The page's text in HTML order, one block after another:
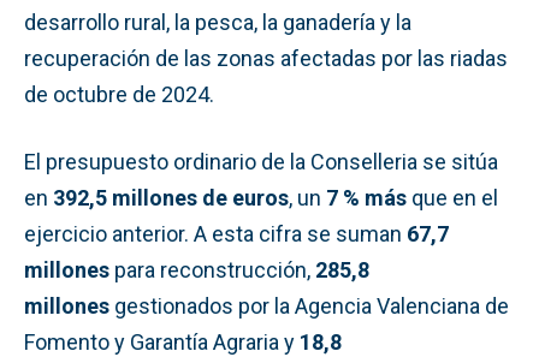
desarrollo rural, la pesca, la ganadería y la
recuperación de las zonas afectadas por las riadas
de octubre de 2024.
El presupuesto ordinario de la Conselleria se sitúa
en 392,5 millones de euros, un 7 % más que en el
ejercicio anterior. A esta cifra se suman 67,7
millones para reconstrucción, 285,8
millones gestionados por la Agencia Valenciana de
Fomento y Garantía Agraria y 18,8